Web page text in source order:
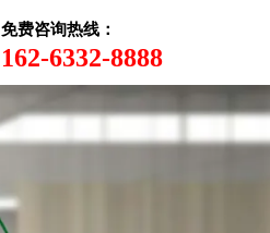
免费咨询热线：
162-6332-8888